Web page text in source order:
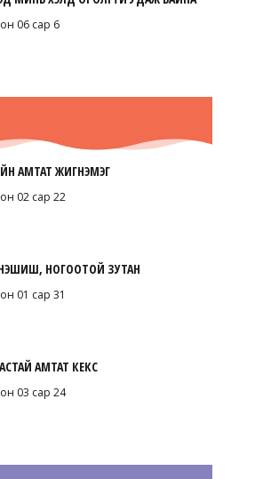
06 сар 6
АМТАТ ЖИГНЭМЭГ
02 сар 22
НОГООТОЙ ЗУТАН
01 сар 31
АМТАТ КЕКС
03 сар 24